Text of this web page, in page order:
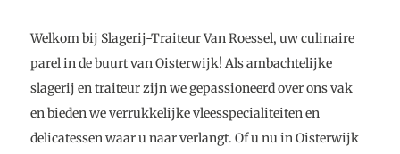
Welkom bij Slagerij-Traiteur Van Roessel, uw culinaire
parel in de buurt van Oisterwijk! Als ambachtelijke
slagerij en traiteur zijn we gepassioneerd over ons vak
en bieden we verrukkelijke vleesspecialiteiten en
delicatessen waar u naar verlangt. Of u nu in Oisterwijk